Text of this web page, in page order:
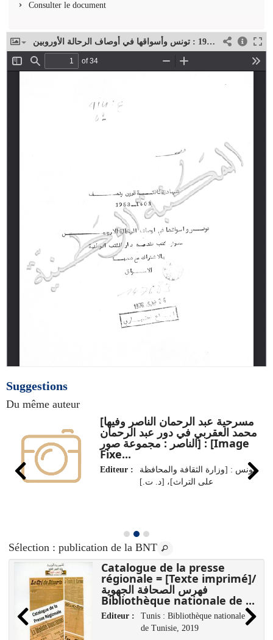
Consulter le document
شهادة ثلاثة قرون ونصف 1603-1953 : تونس وأسواقها في أوصاف الرحالة الأوروبين
Suggestions
Du même auteur
[مسرحية عبد الرحمان الناصر وفيها
محمد العقربي في دور عبد الرحمان
الناصر : مجموعة صور] : [Image
Fixe...
Editeur :
تونس : [وزارة الثقافة والمحافظة
على التراث]، [د. ت.]
Sélection : publication de la BNT
Catalogue de la presse
régionale = [Texte imprimé]/
فهرس الصحافة الجهوية
Bibliothèque nationale de ...
Editeur :
Tunis : Bibliothèque nationale
de Tunisie, 2019